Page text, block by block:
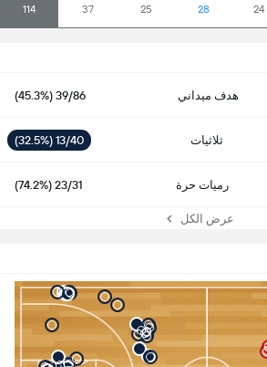
24
28
25
37
114
هدف ميداني 39/86 (45.3%)
ثلاثيات 13/40 (32.5%)
رميات حرة 23/31 (74.2%)
عرض الكل